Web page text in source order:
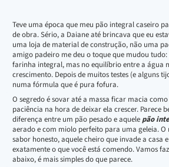
Teve uma época que meu pão integral caseiro
de obra. Sério, a Daiane até brincava que eu
uma loja de material de construção, não uma
amigo padeiro me deu o toque que mudou
farinha integral, mas no equilíbrio entre a água
crescimento. Depois de muitos testes (e alguns
numa fórmula que é pura fofura.
O segredo é sovar até a massa ficar macia
paciência na hora de deixar ela crescer. Parece
diferença entre um pão pesado e aquelepão
aerado e com miolo perfeito para uma geleia. O
sabor honesto, aquele cheiro que invade a casa
exatamente o que você está comendo. Vamos
abaixo, é mais simples do que parece.